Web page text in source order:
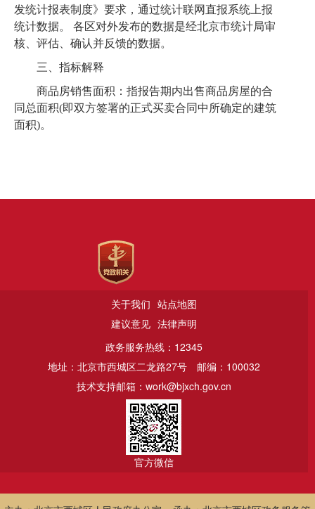
发统计报表制度》要求，通过统计联网直报系统上报
统计数据。
各区对外发布的数据是经北京市统计局审
核、评估、确认并反馈的数据。
三、指标解释
商品房销售面积：指报告期内出售商品房屋的合
同总面积(即双方签署的正式买卖合同中所确定的建筑
面积)。
关于我们 站点地图
建议意见 法律声明
政务服务热线：12345
地址：北京市西城区二龙路27号
邮编：100032
技术支持邮箱：work@bjxch.gov.cn
官方微信